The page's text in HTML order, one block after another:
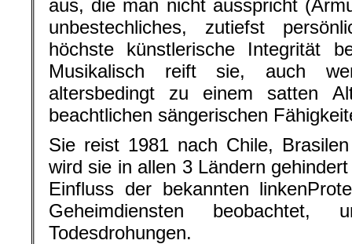
aus, die man nicht ausspricht
unbestechliches, zutiefst
höchste künstlerische Integrität
Musikalisch reift sie, auch
altersbedingt zu einem satten
beachtlichen sängerischen
Sie reist 1981 nach Chile,
wird sie in allen 3 Ländern
Einfluss der bekannten
Geheimdiensten beobachtet,
Todesdrohungen.